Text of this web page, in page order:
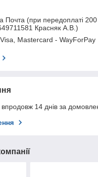
Почта (при передоплаті 200
Красняк А.В.)
Mastercard - WayForPay
14 днів за